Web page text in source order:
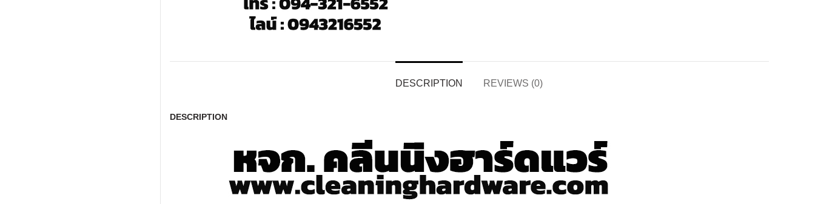
DESCRIPTION REVIEWS (0)
DESCRIPTION